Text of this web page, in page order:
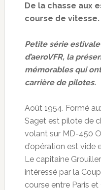
De la chasse aux
course de vitesse.
Petite série
d’aeroVFR, la
mémorables qui
carrière de pilotes.
Août 1954. Formé
Saget est pilote de
volant sur MD-450
d’opération est vide
Le capitaine
intéressé par la
course entre Paris